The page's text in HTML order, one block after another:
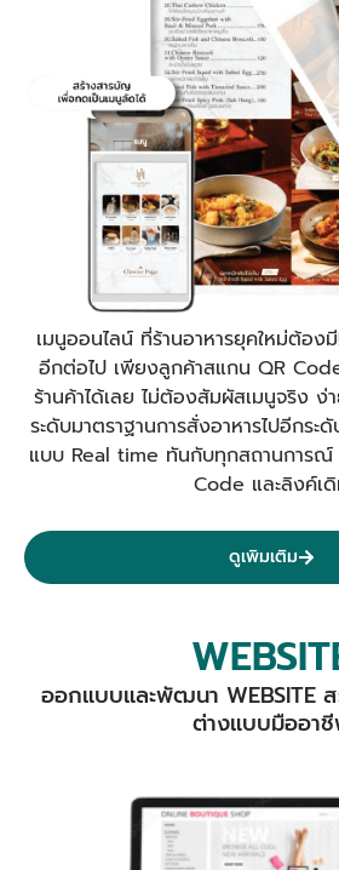
เมนูออนไลน์ ที่ร้านอาหารยุคใหม่ต้อง
อีกต่อไป เพียงลูกค้าสแกน QR
ร้านค้าได้เลย ไม่ต้องสัมผัสเมนูจริง ง่
ระดับมาตราฐานการสั่งอาหารไปอีกระ
แบบ Real time ทันกับทุกสถานการณ์
Code และลิงค์เ
ดูเพิมเติม
ออกแบบและพัฒนา WEBSITE ส
ต่างแบบมืออา